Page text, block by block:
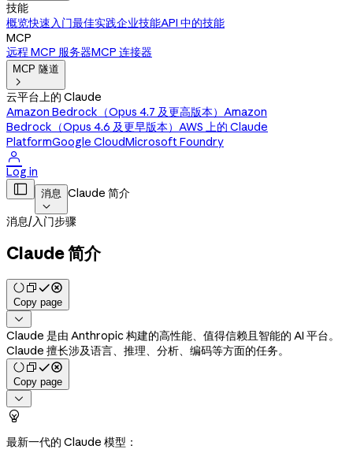
技能
概览快速入门最佳实践企业技能API 中的技能
MCP
远程 MCP 服务器MCP 连接器
MCP 隧道

云平台上的 Claude
Amazon Bedrock（Opus 4.7 及更高版本） Amazon
Bedrock（Opus 4.6 及更早版本） AWS 上的 Claude
PlatformGoogle CloudMicrosoft Foundry

Log in
 消息

Claude 简介
消息/入门步骤
Claude 简介
Copy page

Claude 是由 Anthropic 构建的高性能、值得信赖且智能的 AI 平台。
Claude 擅长涉及语言、推理、分析、编码等方面的任务。
Copy page


最新一代的 Claude 模型：